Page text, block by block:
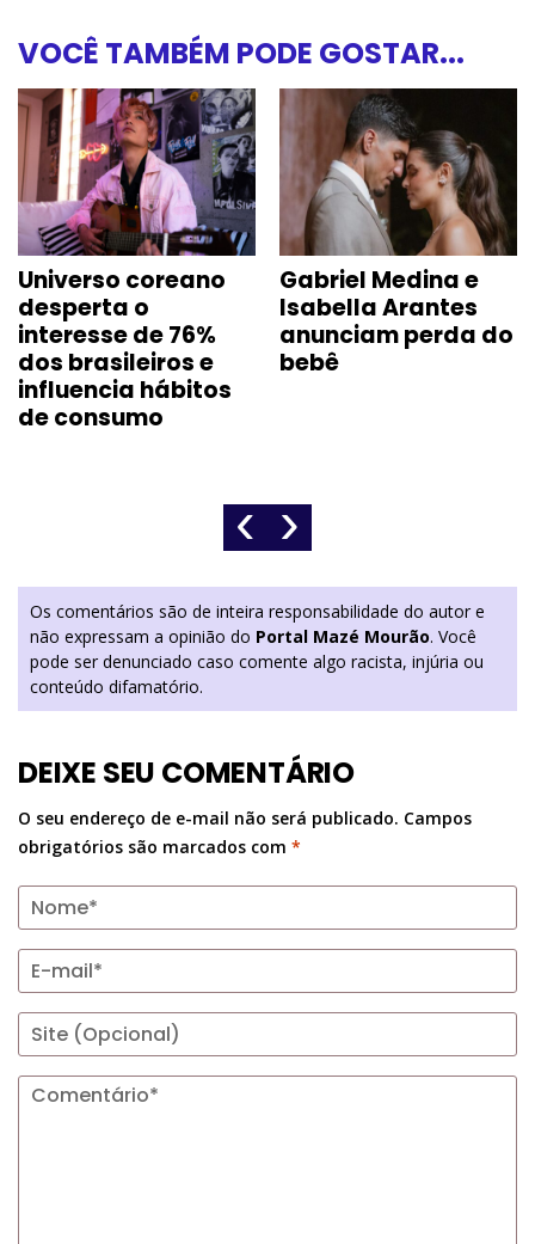
VOCÊ TAMBÉM PODE GOSTAR...
Universo coreano
desperta o
interesse de 76%
dos brasileiros e
influencia hábitos
de consumo
Gabriel Medina e
Isabella Arantes
anunciam perda do
bebê
‹ ›
Os comentários são de inteira responsabilidade do autor e
não expressam a opinião do Portal Mazé Mourão. Você
pode ser denunciado caso comente algo racista, injúria ou
conteúdo difamatório.
DEIXE SEU COMENTÁRIO
O seu endereço de e-mail não será publicado. Campos
obrigatórios são marcados com *